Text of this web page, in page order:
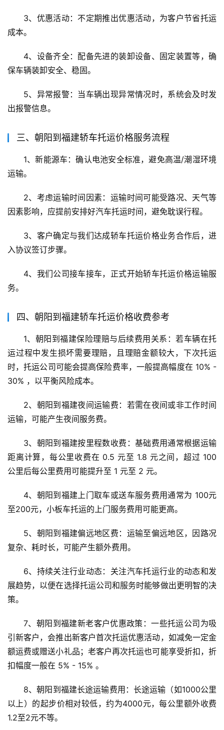
3、优惠活动：不定期推出优惠活动，为客户节省托运
成本。
4、设备齐全：配备先进的装卸设备、固定装置等，确
保车辆装卸安全、稳固。
5、异常报警：当车辆出现异常情况时，系统会及时发
出报警信息。
三、朝阳到福建轿车托运价格服务流程
1、新能源车：确认电池安全标准，避免高温/潮湿环境
运输。
2、考虑运输时间因素：运输时间可能受路况、天气等
因素影响，应提前安排好汽车托运时间，避免耽误行程。
3、客户确定与我们达成轿车托运价格业务合作后，进
入协议签订步骤。
4、我们公司接车接车，正式开始轿车托运价格运输服
务。
四、朝阳到福建轿车托运价格收费参考
1、朝阳到福建保险理赔与后续费用关系：若车辆在托
运过程中发生损坏需要理赔，且理赔金额较大，下次托运
时，托运公司可能会提高保险费率，一般提高幅度在 10% -
30% ，以平衡风险成本。
2、朝阳到福建夜间运输费：若需在夜间或非工作时间
运输，可能产生夜间服务费。
3、朝阳到福建按里程数收费：基础费用通常根据运输
距离计算，每公里收费在 0.5 元至 1.8 元之间，超过 100
公里后每公里费用可能提升至 1 元至 2 元。
4、朝阳到福建上门取车或送车服务费用通常为 100元
至200元，小板车托运的上门服务费用可能更高。
5、朝阳到福建偏远地区费：运输至偏远地区，因路况
复杂、耗时长，可能产生额外费用。
6、持续关注行业动态：关注汽车托运行业的动态和发
展趋势，以便在选择托运公司和服务时能够做出更明智的决
策。
7、朝阳到福建新老客户优惠政策：一些托运公司为吸
引新客户，会推出新客户首次托运优惠活动，如减免一定金
额运费或赠送小礼品；老客户再次托运也可能享受折扣，折
扣幅度一般在 5% - 15% 。
8、朝阳到福建长途运输费用：长途运输（如1000公里
以上）的起步价相对较低，约为4000元，每公里额外收费
1.2至2元不等。